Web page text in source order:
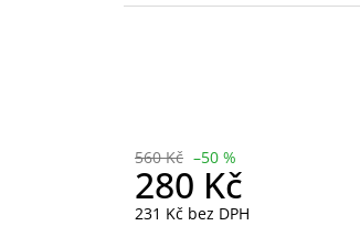
560 Kč –50 %
280 Kč
231 Kč bez DPH
390 Kč